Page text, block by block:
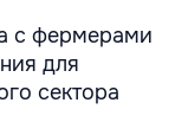
с фермерами
для
сектора